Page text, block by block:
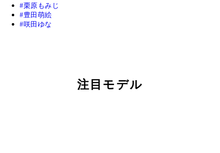
栗原もみじ
豊田萌絵
咲田ゆな
注目モデル